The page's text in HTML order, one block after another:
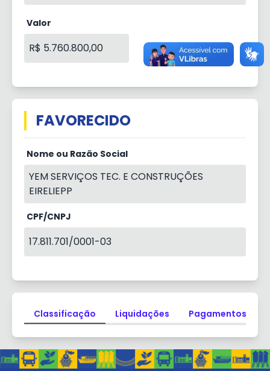
Valor
R$ 5.760.800,00
FAVORECIDO
Nome ou Razão Social
YEM SERVIÇOS TEC. E CONSTRUÇÕES
EIRELIEPP
CPF/CNPJ
17.811.701/0001-03
Classificação Liquidações Pagamentos